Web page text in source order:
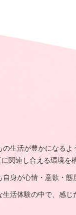
の生活が豊かになる
関連し合える環境を
自身が心情・意欲・態
生活体験の中で、感